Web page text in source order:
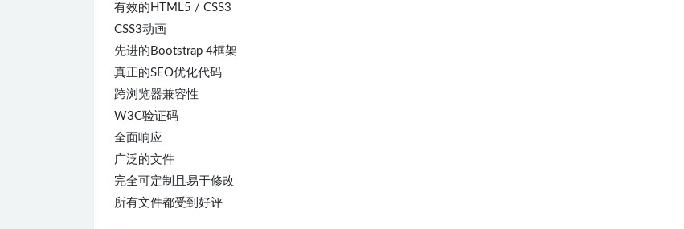
有效的HTML5 / CSS3
CSS3动画
先进的Bootstrap 4框架
真正的SEO优化代码
跨浏览器兼容性
W3C验证码
全面响应
广泛的文件
完全可定制且易于修改
所有文件都受到好评